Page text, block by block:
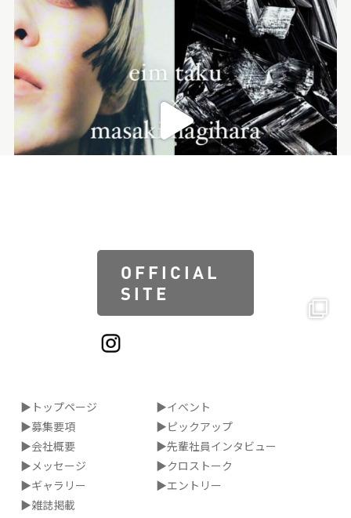
2023.08.17 インタビュー「ayuka」を更新しました
2023.08.16
クロストーク「カラーリスト×アシスタ
ント 先輩後輩TALK」を更新しました
2023.08.16
クロストーク「デザイナー×アシスタン
ト 先輩後輩TALK」を更新しました
OFFICIAL
SITE
▶トップページ
▶募集要項
▶会社概要
▶メッセージ
▶ギャラリー
▶雑誌掲載
▶イベント
▶ピックアップ
▶先輩社員インタビュー
▶クロストーク
▶エントリー